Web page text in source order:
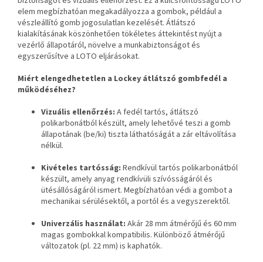
elem megbízhatóan megakadályozza a gombok, például a
vészleállító gomb jogosulatlan kezelését. Átlátszó
kialakításának köszönhetően tökéletes áttekintést nyújt a
vezérlő állapotáról, növelve a munkabiztonságot és
egyszerűsítve a LOTO eljárásokat.
Miért elengedhetetlen a Lockey átlátszó gombfedél a
működéséhez?
Vizuális ellenőrzés: A fedél tartós, átlátszó
polikarbonátból készült, amely lehetővé teszi a gomb
állapotának (be/ki) tiszta láthatóságát a zár eltávolítása
nélkül.
Kivételes tartósság: Rendkívül tartós polikarbonátból
készült, amely anyag rendkívüli szívósságáról és
ütésállóságáról ismert. Megbízhatóan védi a gombot a
mechanikai sérülésektől, a portól és a vegyszerektől.
Univerzális használat: Akár 28 mm átmérőjű és 60 mm
magas gombokkal kompatibilis. Különböző átmérőjű
változatok (pl. 22 mm) is kaphatók.